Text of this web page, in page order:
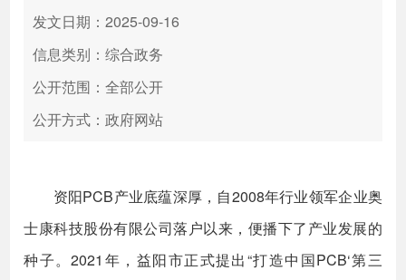
高效办成一件事
发文日期：2025-09-16
信息类别：综合政务
公开范围：全部公开
公开方式：政府网站
资阳PCB产业底蕴深厚，自2008年行业领军企业奥
士康科技股份有限公司落户以来，便播下了产业发展的
种子。2021年，益阳市正式提出“打造中国PCB‘第三